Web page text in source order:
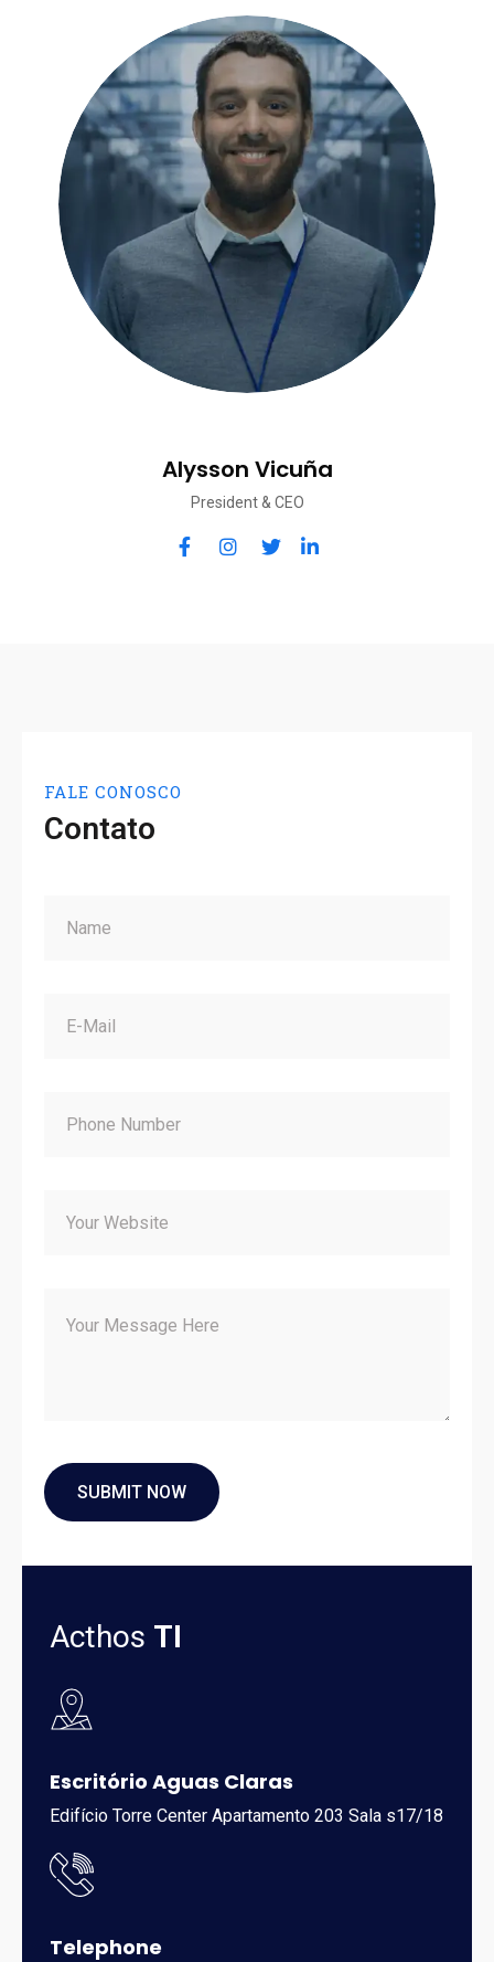
Alysson Vicuña
President & CEO
FALE CONOSCO
Contato
Acthos TI
Escritório Aguas Claras
Edifício Torre Center Apartamento 203 Sala s17/18
Telephone